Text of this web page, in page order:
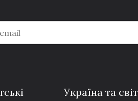
Україна та світ